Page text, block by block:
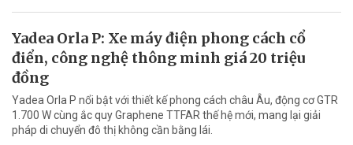
Yadea Orla P: Xe máy điện phong cách cổ
điển, công nghệ thông minh giá 20 triệu
đồng
Yadea Orla P nổi bật với thiết kế phong cách châu Âu, động cơ GTR
1.700 W cùng ắc quy Graphene TTFAR thế hệ mới, mang lại giải
pháp di chuyển đô thị không cần bằng lái.